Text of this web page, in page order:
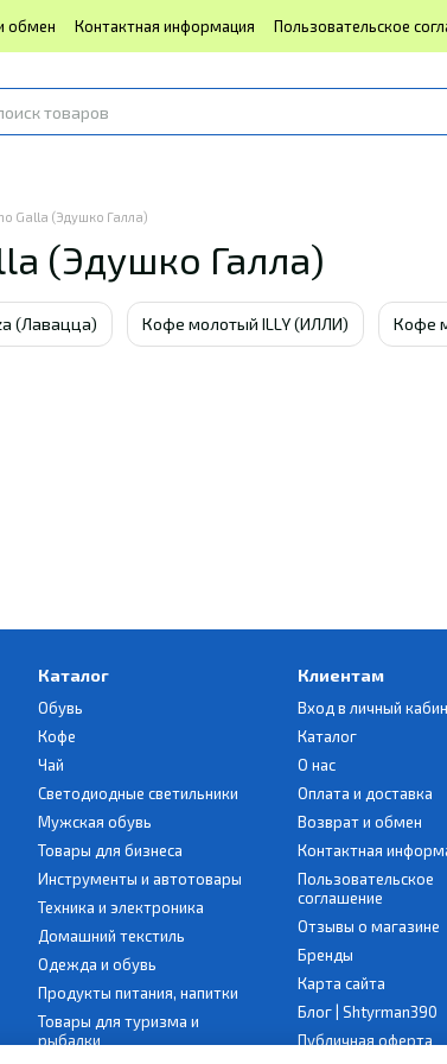
обмен Контактная информация Пользовательское
Galla (Эдушко Галла)
(Эдушко Галла)
(Лавацца) Кофе молотый ILLY (ИЛЛИ) Кофе
Каталог
Обувь
Кофе
Чай
Светодиодные светильники
Мужская обувь
Товары для бизнеса
Инструменты и автотовары
Техника и электроника
Домашний текстиль
Одежда и обувь
Продукты питания, напитки
Товары для туризма и
рыбалки
Клиентам
Вход в личный
Каталог
О нас
Оплата и доставка
Возврат и обмен
Контактная
Пользовательское
соглашение
Отзывы о магазине
Бренды
Карта сайта
Блог | Shtyrman390
Публичная оферта